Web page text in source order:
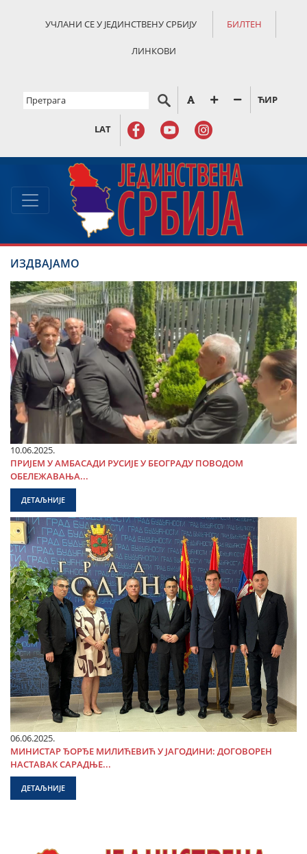
УЧЛАНИ СЕ У ЈЕДИНСТВЕНУ СРБИЈУ БИЛТЕН
ЛИНКОВИ
ЋИР
LAT
ИЗДВАЈАМО
10.06.2025.
ПРИЈЕМ У АМБАСАДИ РУСИЈЕ У БЕОГРАДУ ПОВОДОМ
ОБЕЛЕЖАВАЊА...
ДЕТАЉНИЈЕ
06.06.2025.
МИНИСТАР ЂОРЂЕ МИЛИЋЕВИЋ У ЈАГОДИНИ: ДОГОВОРЕН
НАСТАВАК САРАДЊЕ...
ДЕТАЉНИЈЕ